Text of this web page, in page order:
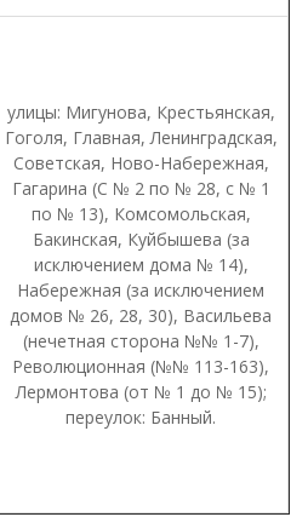
улицы: Мигунова, Крестьянская,
Гоголя, Главная, Ленинградская,
Советская, Ново-Набережная,
Гагарина (С № 2 по № 28, с № 1
по № 13), Комсомольская,
Бакинская, Куйбышева (за
исключением дома № 14),
Набережная (за исключением
домов № 26, 28, 30), Васильева
(нечетная сторона №№ 1-7),
Революционная (№№ 113-163),
Лермонтова (от № 1 до № 15);
переулок: Банный.